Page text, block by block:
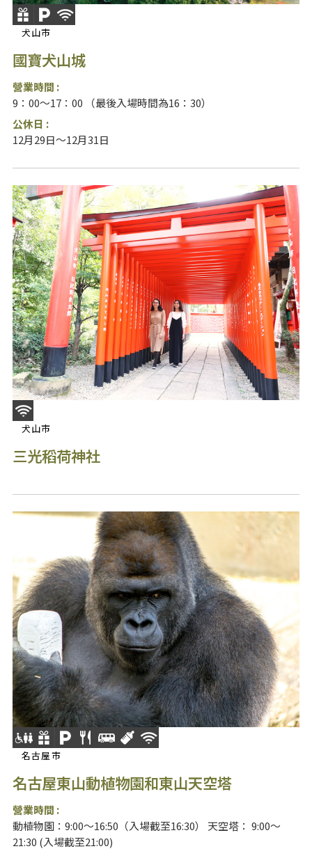
犬山市
國寶犬山城
營業時間 :
9：00～17：00 （最後入場時間為16：30）
公休日 :
12月29日～12月31日
犬山市
三光稻荷神社
名古屋市
名古屋東山動植物園和東山天空塔
營業時間 :
動植物園：9:00～16:50（入場截至16:30） 天空塔： 9:00～
21:30 (入場截至21:00)